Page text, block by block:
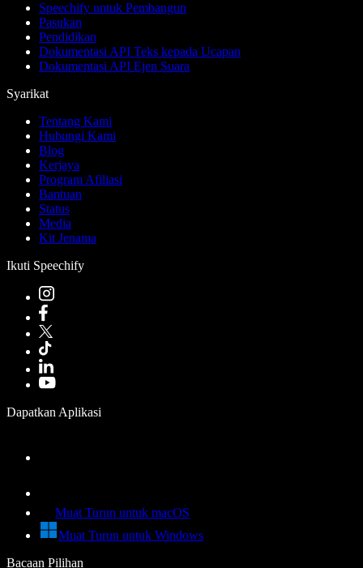
Speechify untuk Pembangun
Pasukan
Pendidikan
Dokumentasi API Teks kepada Ucapan
Dokumentasi API Ejen Suara
Syarikat
Tentang Kami
Hubungi Kami
Blog
Kerjaya
Program Afiliasi
Bantuan
Status
Media
Kit Jenama
Ikuti Speechify
Dapatkan Aplikasi
Muat Turun untuk macOS
Muat Turun untuk Windows
Bacaan Pilihan